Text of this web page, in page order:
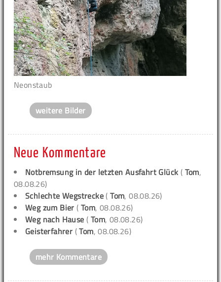
Neonstaub
weitere Bilder
Neue Kommentare
Notbremsung in der letzten Ausfahrt Glück ( Tom,
08.08.26)
Schlechte Wegstrecke (Tom, 08.08.26)
Weg zum Bier (Tom, 08.08.26)
Weg nach Hause ( Tom, 08.08.26)
Geisterfahrer (Tom, 08.08.26)
mehr Kommentare